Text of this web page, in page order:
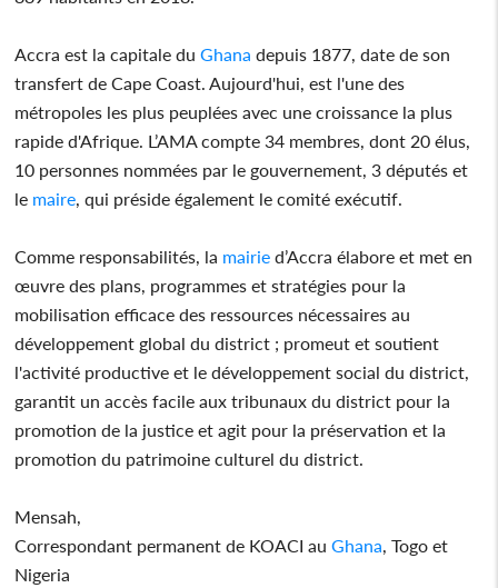
Accra est la capitale duGhana depuis 1877, date de son
transfert de Cape Coast. Aujourd'hui, est l'une des
métropoles les plus peuplées avec une croissance la plus
rapide d'Afrique. L’AMA compte 34 membres, dont 20 élus,
10 personnes nommées par le gouvernement, 3 députés et
le maire, qui préside également le comité exécutif.
Comme responsabilités, la mairie d’Accra élabore et met en
œuvre des plans, programmes et stratégies pour la
mobilisation efficace des ressources nécessaires au
développement global du district ; promeut et soutient
l'activité productive et le développement social du district,
garantit un accès facile aux tribunaux du district pour la
promotion de la justice et agit pour la préservation et la
promotion du patrimoine culturel du district.
Mensah,
Correspondant permanent de KOACI auGhana, Togo et
Nigeria